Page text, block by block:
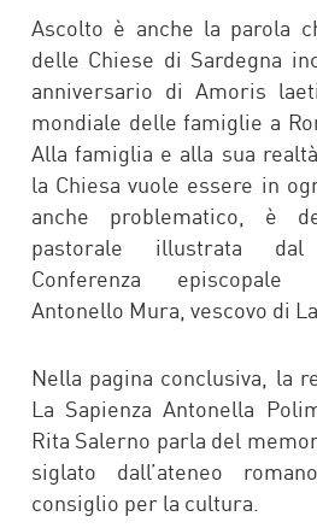
Ascolto è anche la parola
delle Chiese di Sardegna
anniversario di Amoris
mondiale delle famiglie a
Alla famiglia e alla sua
la Chiesa vuole essere in
anche problematico, è
pastorale illustrata
Conferenza episcopale
Antonello Mura, vescovo di
Nella pagina conclusiva, la
La Sapienza Antonella
Rita Salerno parla del
siglato dall’ateneo
consiglio per la cultura.